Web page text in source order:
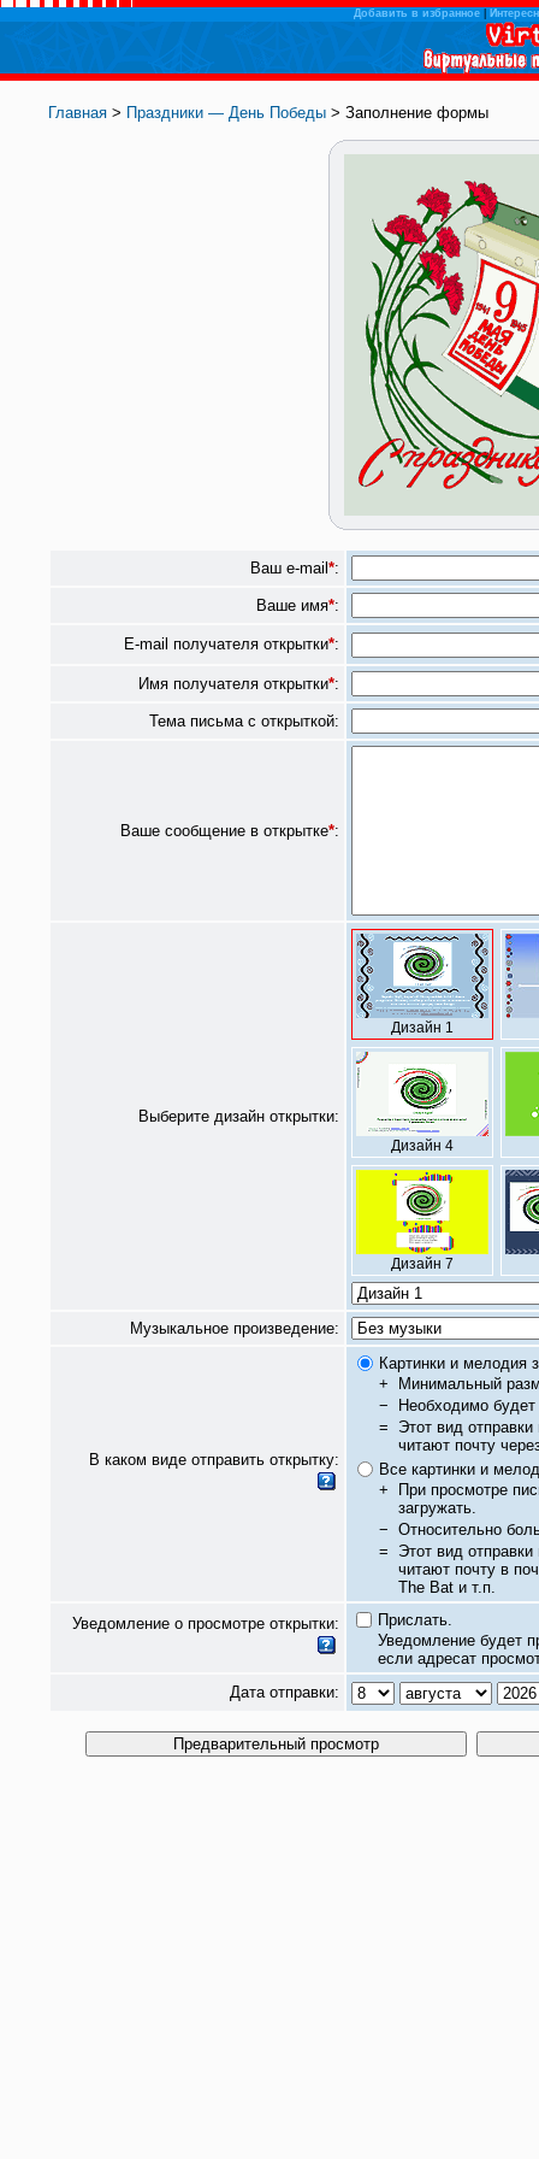
Добавить в избранное|
Главная > Праздники — День Победы > Заполнение формы
Ваш e-mail *:
Ваше имя*:
E-mail получателя открытки*:
Имя получателя открытки*:
Тема письма с открыткой:
Ваше сообщение в открытке*:
Выберите дизайн открытки:
Дизайн 1
Дизайн 4
Дизайн 7
Музыкальное произведение:
В каком виде отправить открытку:
Картинки и мелодия
+
Минимальный
−
Необходимо будет
= Этот вид
читают почту
Все картинки и
+
При просмотре
загружать.
− Относительно
= Этот вид
читают почту в
The Bat и т.п.
Уведомление о просмотре открытки:
Прислать.
Уведомление будет
если адресат
Дата отправки: